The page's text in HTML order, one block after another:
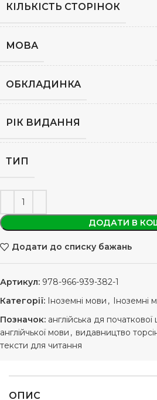
КІЛЬКІСТЬ СТОРІНОК
МОВА
ОБКЛАДИНКА
РІК ВИДАННЯ
ТИП
ДОДАТИ В
Додати до списку бажань
Артикул: 978-966-939-382-1
Категорії: Іноземні мови , Іноземні
Позначок: англійська дя
англійчької мови , видавництво
тексти для читання
ОПИС